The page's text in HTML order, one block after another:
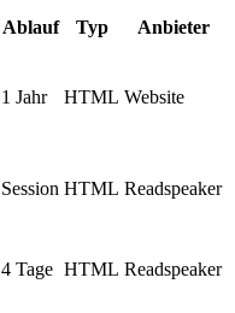
Ablauf Typ Anbieter
1 Jahr HTML Website
Session HTML Readspeaker
4 Tage HTML Readspeaker